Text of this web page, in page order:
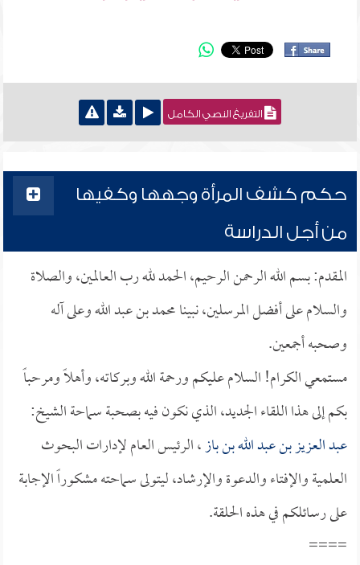
التفريغ النصي الكامل
حكم كشف المرأة وجهها وكفيها
من أجل الدراسة
المقدم: بسم الله الرحمن الرحيم، الحمد لله رب العالمين، والصلاة
والسلام على أفضل المرسلين، نبينا محمد بن عبد الله وعلى آله
وصحبه أجمعين.
مستمعي الكرام! السلام عليكم ورحمة الله وبركاته، وأهلاً ومرحباً
بكم إلى هذا اللقاء الجديد، الذي نكون فيه بصحبة سماحة الشيخ:
عبد العزيز بن عبد الله بن باز، الرئيس العام لإدارات البحوث
العلمية والإفتاء والدعوة والإرشاد، ليتولى سماحته مشكوراً الإجابة
على رسائلكم في هذه الحلقة.
====